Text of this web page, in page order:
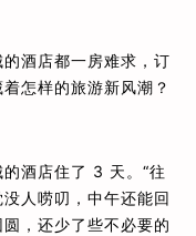
酒店都一房难求，订
怎样的旅游新风潮？
酒店住了 3 天。“往
人唠叨，中午还能回
，还少了些不必要的